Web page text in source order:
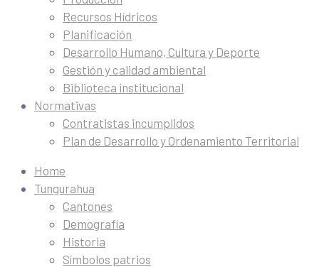
Recursos Hídricos
Planificación
Desarrollo Humano, Cultura y Deporte
Gestión y calidad ambiental
Biblioteca institucional
Normativas
Contratistas incumplidos
Plan de Desarrollo y Ordenamiento Territorial
Home
Tungurahua
Cantones
Demografía
Historia
Símbolos patrios